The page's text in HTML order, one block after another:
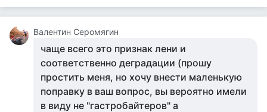
Валентин Серомягин
чаще всего это признак лени и
соответственно деградации (прошу
простить меня, но хочу внести маленькую
поправку в ваш вопрос, вы вероятно имели
в виду не "гастробайтеров" а